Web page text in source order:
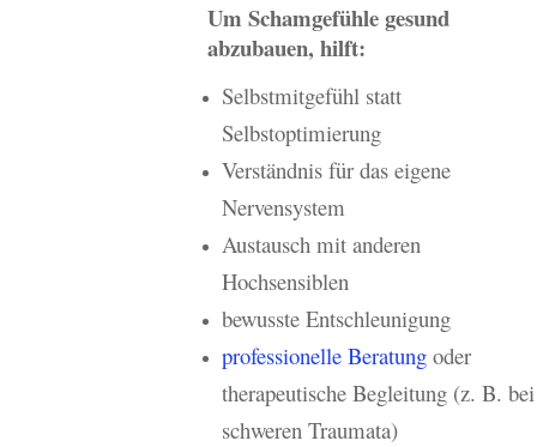
Um Schamgefühle gesund
abzubauen, hilft:
Selbstmitgefühl statt
Selbstoptimierung
Verständnis für das eigene
Nervensystem
Austausch mit anderen
Hochsensiblen
bewusste Entschleunigung
professionelle Beratungoder
therapeutische Begleitung (z. B. bei
schweren Traumata)